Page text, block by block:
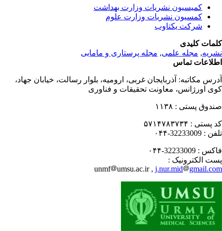
کمیسیون نشریات وزارت بهداشت
کمسیون نشریات وزارت علوم
شرکت یکتاوب
کلیدی
,مجله علمی, مجله پرستاری و مامایی
تماس
مکاتبه:آذربایجان غربی، ارومیه، بلوار رسالت، خیابان جهاد،
اورژانس، معاونت تحقیقات و فناوری
پستی : ۱۱۳۸
پستی : ۵۷۱۴۷۸۳۷۳۴
: 32233009-۰۴۴
: 32233009-۰۴۴
الکترونیک :
unmf
umsu.ac.ir ,j.nur.mid